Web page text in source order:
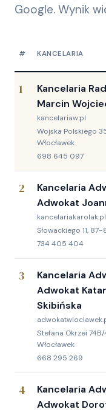
Google. Wynik
# KANCELARIA
1
Kancelaria
Marcin
kancelariaw.pl
Wojska Polskiego
Włocławek
698 645 097
2
Kancelaria
Adwokat
kancelariakarolak.pl
Słowackiego 11,
734 405 404
3
Kancelaria
Adwokat
Skibińska
Stefana Okrzei
Włocławek
668 295 269
4
Kancelaria
Adwokat